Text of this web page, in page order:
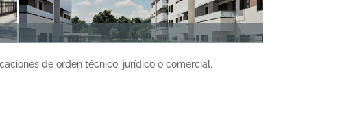
de orden técnico, jurídico o comercial.